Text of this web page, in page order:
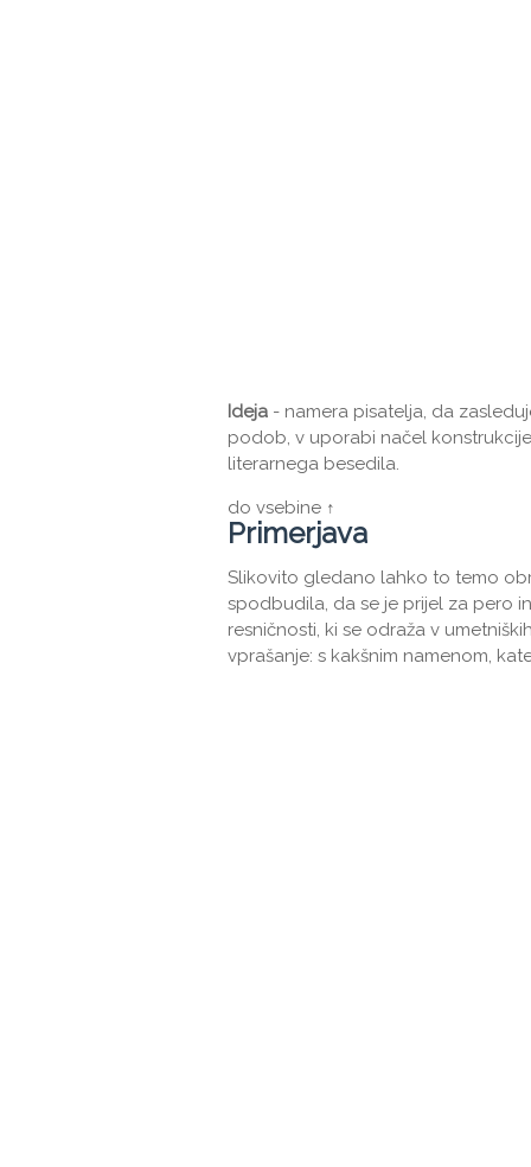
Ideja - namera pisatelja, da
podob, v uporabi načel
literarnega besedila.
do vsebine ↑
Primerjava
Slikovito gledano lahko to temo
spodbudila, da se je prijel za pero
resničnosti, ki se odraža v
vprašanje: s kakšnim namenom,